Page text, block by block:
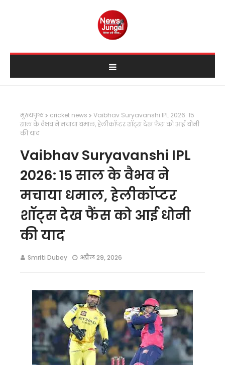
मुख्यपृष्ठ cricket news
Vaibhav Suryavanshi IPL 2026: 15
साल के वैभव ने मचाया धमाल, हेलीकॉप्टर शॉट्स देख फैंस को आई धोनी
की याद
Vaibhav Suryavanshi IPL
2026: 15 साल के वैभव ने
मचाया धमाल, हेलीकॉप्टर
शॉट्स देख फैंस को आई धोनी
की याद
Smriti Dubey अप्रैल 29, 2026